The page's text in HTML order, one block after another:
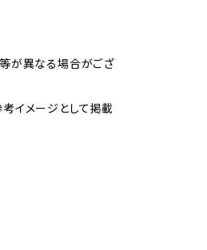
が異なる場合がござ
イメージとして掲載